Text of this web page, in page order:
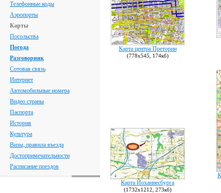
Телефонные коды
Аэропорты
Карты
Посольства
Погода
Разговорник
Сотовая связь
Интернет
Автомобильные номера
Видео страны
Паспорта
История
Культура
Визы, правила въезда
Достопримечательности
Расписание поездов
Карта центра Претории
(778х545, 174кб)
Карта Йоханнесбурга
(1732х1212, 273кб)